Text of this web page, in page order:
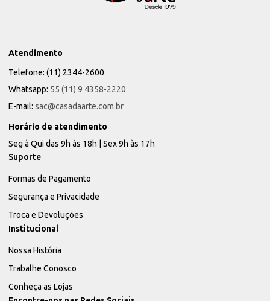
Atendimento
Telefone: (11) 2344-2600
Whatsapp: 55 (11) 9 4358-2220
E-mail: sac@casadaarte.com.br
Horário de atendimento
Seg à Qui das 9h às 18h | Sex 9h às 17h
Suporte
Formas de Pagamento
Segurança e Privacidade
Troca e Devoluções
Institucional
Nossa História
Trabalhe Conosco
Conheça as Lojas